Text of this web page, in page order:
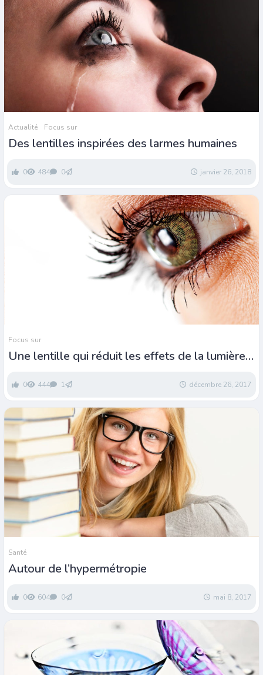
Actualité Focus sur
Des lentilles inspirées des larmes humaines
0 484 0 janvier 26, 2018
Focus sur
Une lentille qui réduit les effets de la lumière
0 444 1 décembre 26, 2017
Santé
Autour de l’hypermétropie
0 604 0 mai 8, 2017